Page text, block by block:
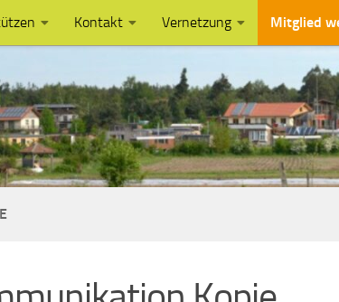
Kontakt Vernetzung Mitglied